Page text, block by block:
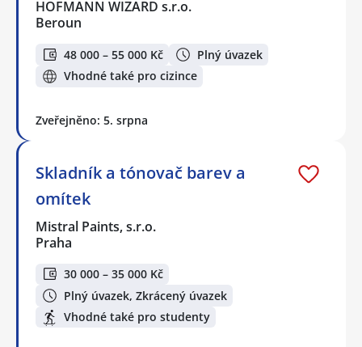
HOFMANN WIZARD s.r.o.
Beroun
48 000 – 55 000 Kč
Plný úvazek
Vhodné také pro cizince
Zveřejněno: 5. srpna
Skladník a tónovač barev a
omítek
Mistral Paints, s.r.o.
Praha
30 000 – 35 000 Kč
Plný úvazek, Zkrácený úvazek
Vhodné také pro studenty